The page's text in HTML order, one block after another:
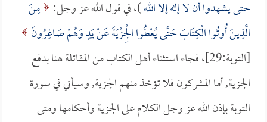
حتى يشهدوا أن لا إله إلا الله)، في قول الله عز وجل: مِنَ
الَّذِينَ أُوتُوا الْكِتَابَ حَتَّى يُعْطُوا الْجِزْيَةَ عَنْ يَدٍ وَهُمْ صَاغِرُونَ
[التوبة:29]، فجاء استثناء أهل الكتاب من المقاتلة هنا بدفع
الجزية, أما المشركون فلا تؤخذ منهم الجزية, وسيأتي في سورة
التوبة بإذن الله عز وجل الكلام على الجزية وأحكامها ومتى